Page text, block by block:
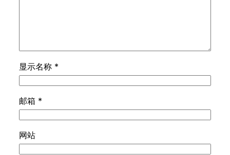
显示名称 *
邮箱 *
网站